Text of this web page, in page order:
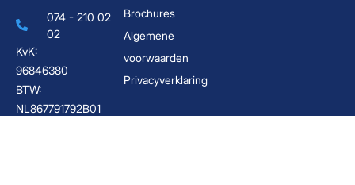
074 - 210 02
02
KvK:
96846380
BTW:
NL867791792B01
Brochures
Algemene
voorwaarden
Privacyverklaring